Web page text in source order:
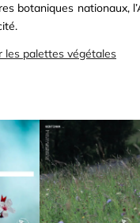
botaniques nationaux,
les palettes végétales